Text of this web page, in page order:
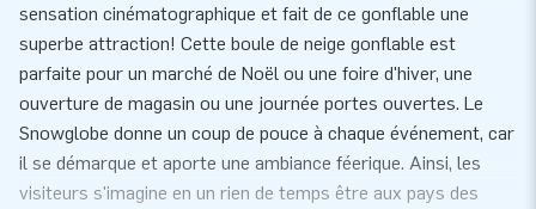
sensation cinématographique et fait de ce gonflable une
superbe attraction! Cette boule de neige gonflable est
parfaite pour un marché de Noël ou une foire d'hiver, une
ouverture de magasin ou une journée portes ouvertes. Le
Snowglobe donne un coup de pouce à chaque événement, car
il se démarque et aporte une ambiance féerique. Ainsi, les
visiteurs s'imagine en un rien de temps être aux pays des